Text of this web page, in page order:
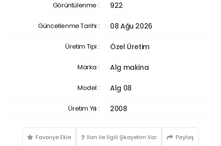
Görüntülenme : 922
Güncellenme Tarihi : 08 Ağu 2026
Üretim Tipi : Özel Üretim
Marka : Alg makina
Model : Alg 08
Üretim Yılı : 2008
Favoriye Ekle İlan ile İlgili Şikayetim Var Paylaş